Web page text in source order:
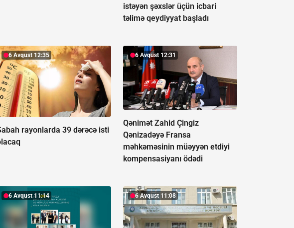
istəyən şəxslər üçün icbari
təlimə qeydiyyat başladı
6 Avqust 12:35
rayonlarda 39 dərəcə isti
6 Avqust 12:31
Qənimət Zahid Çingiz
Qənizadəyə Fransa
məhkəməsinin müəyyən etdiyi
kompensasiyanı ödədi
6 Avqust 11:14 6 Avqust 11:08